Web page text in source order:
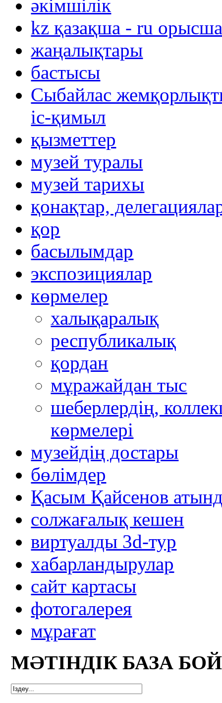
әкімшілік
kz қазақша - ru
жаңалықтары
бастысы
Сыбайлас
іс-қимыл
қызметтер
музей туралы
музей тарихы
қонақтар,
қор
басылымдар
экспозициялар
көрмелер
халықаралық
республикалық
қордан
мұражайдан тыс
шеберлердің,
көрмелері
музейдің достары
бөлімдер
Қасым Қайсенов
солжағалық кешен
виртуалды 3d-тур
xабарландырулар
сайт картасы
фотогалерея
мұрағат
МӘТІНДІК БАЗА